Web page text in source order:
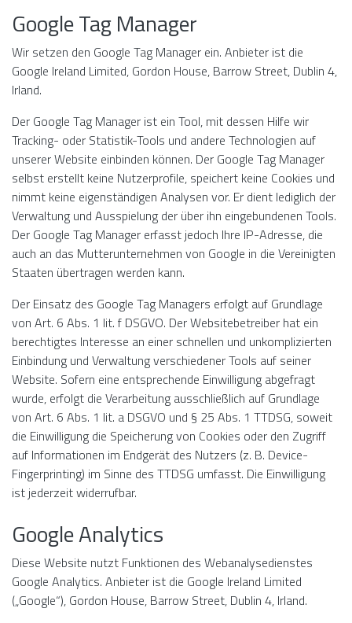
Google Tag Manager
Wir setzen den Google Tag Manager ein. Anbieter ist die
Google Ireland Limited, Gordon House, Barrow Street, Dublin 4,
Irland.
Der Google Tag Manager ist ein Tool, mit dessen Hilfe wir
Tracking- oder Statistik-Tools und andere Technologien auf
unserer Website einbinden können. Der Google Tag Manager
selbst erstellt keine Nutzerprofile, speichert keine Cookies und
nimmt keine eigenständigen Analysen vor. Er dient lediglich der
Verwaltung und Ausspielung der über ihn eingebundenen Tools.
Der Google Tag Manager erfasst jedoch Ihre IP-Adresse, die
auch an das Mutterunternehmen von Google in die Vereinigten
Staaten übertragen werden kann.
Der Einsatz des Google Tag Managers erfolgt auf Grundlage
von Art. 6 Abs. 1 lit. f DSGVO. Der Websitebetreiber hat ein
berechtigtes Interesse an einer schnellen und unkomplizierten
Einbindung und Verwaltung verschiedener Tools auf seiner
Website. Sofern eine entsprechende Einwilligung abgefragt
wurde, erfolgt die Verarbeitung ausschließlich auf Grundlage
von Art. 6 Abs. 1 lit. a DSGVO und § 25 Abs. 1 TTDSG, soweit
die Einwilligung die Speicherung von Cookies oder den Zugriff
auf Informationen im Endgerät des Nutzers (z. B. Device-
Fingerprinting) im Sinne des TTDSG umfasst. Die Einwilligung
ist jederzeit widerrufbar.
Google Analytics
Diese Website nutzt Funktionen des Webanalysedienstes
Google Analytics. Anbieter ist die Google Ireland Limited
(„Google“), Gordon House, Barrow Street, Dublin 4, Irland.